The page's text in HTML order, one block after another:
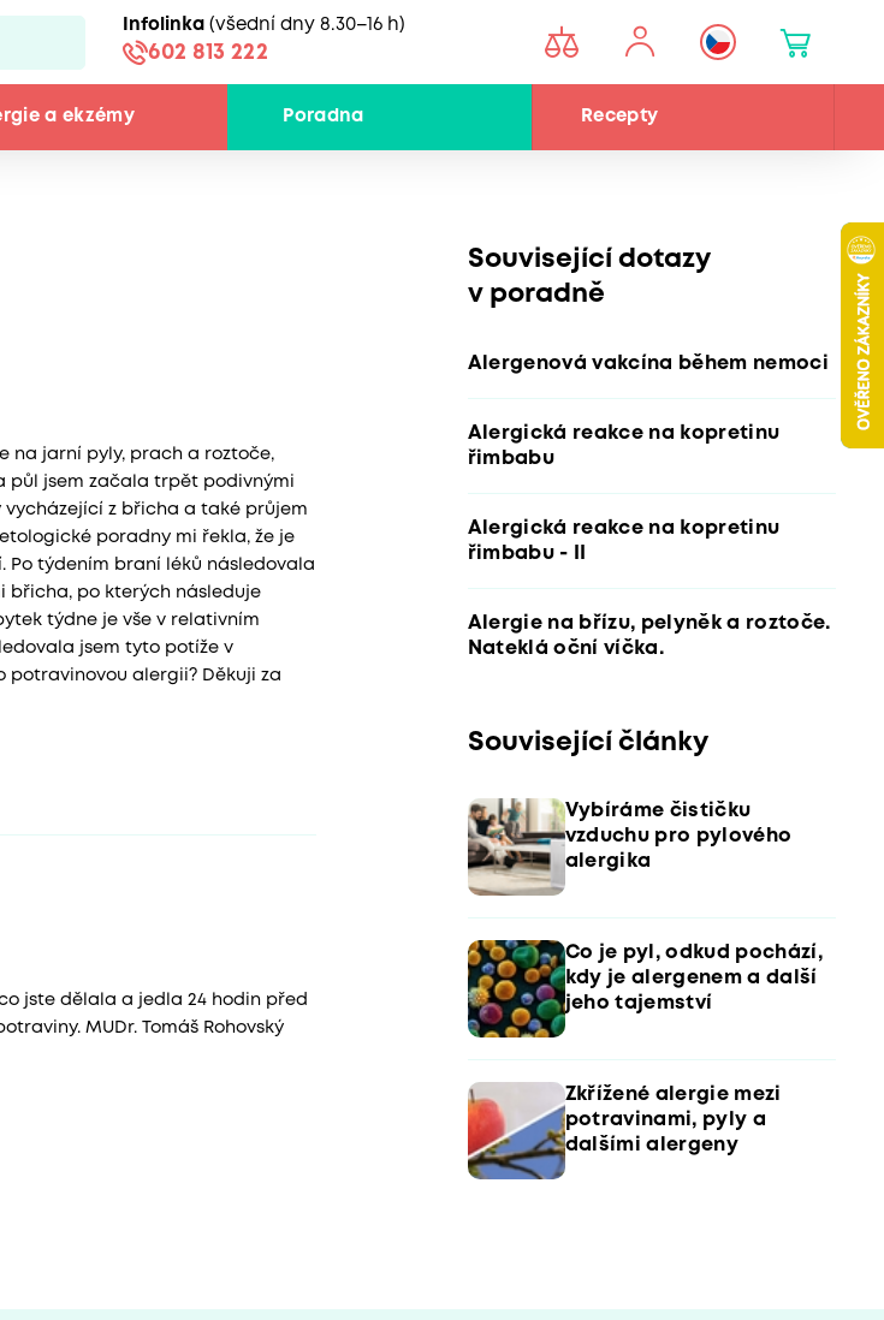
Infolinka (všední dny 8.30–16 h)
602 813 222
a ekzémy Poradna Recepty
na jarní pyly, prach a roztoče,
půl jsem začala trpět podivnými
z břicha a také průjem
poradny mi řekla, že je
Po týdením braní léků následovala
břicha, po kterých následuje
týdne je vše v relativním
jsem tyto potíže v
potravinovou alergii? Děkuji za
jste dělala a jedla 24 hodin před
MUDr. Tomáš Rohovský
Související dotazy
v poradně
Alergenová vakcína během nemoci
Alergická reakce na kopretinu
řimbabu
Alergická reakce na kopretinu
řimbabu - II
Alergie na břízu, pelyněk a roztoče.
Nateklá oční víčka.
Související články
Vybíráme čističku
vzduchu pro pylového
alergika
Co je pyl, odkud pochází,
kdy je alergenem a další
jeho tajemství
Zkřížené alergie mezi
potravinami, pyly a
dalšími alergeny